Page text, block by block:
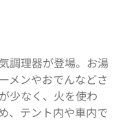
調理器が登場。お湯
メンやおでんなどさ
少なく、火を使わ
、テント内や車内で